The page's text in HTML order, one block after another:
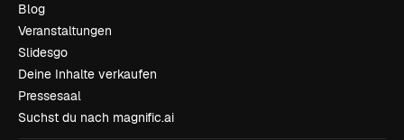
Blog
Veranstaltungen
Slidesgo
Deine Inhalte verkaufen
Pressesaal
Suchst du nach magnific.ai